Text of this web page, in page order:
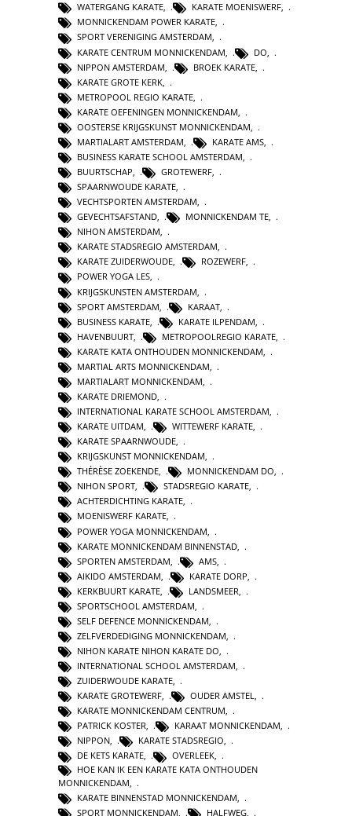
WATERGANG KARATE, KARATE MOENISWERF,
MONNICKENDAM POWER KARATE,
SPORT VERENIGING AMSTERDAM,
KARATE CENTRUM MONNICKENDAM
DO
NIPPON AMSTERDAM
BROEK KARATE
KARATE GROTE KERK
METROPOOL REGIO KARATE
KARATE OEFENINGEN MONNICKENDAM
OOSTERSE KRIJGSKUNST MONNICKENDAM
MARTIALART AMSTERDAM
KARATE AMS
BUSINESS KARATE SCHOOL AMSTERDAM
BUURTSCHAP, GROTEWERF,
SPAARNWOUDE KARATE,
VECHTSPORTEN AMSTERDAM,
GEVECHTSAFSTAND, MONNICKENDAM TE,
NIHON AMSTERDAM,
KARATE STADSREGIO AMSTERDAM,
KARATE ZUIDERWOUDE, ROZEWERF,
POWER YOGA LES,
KRIJGSKUNSTEN AMSTERDAM
SPORT AMSTERDAM
KARAAT
BUSINESS KARATE
KARATE ILPENDAM
HAVENBUURT
METROPOOLREGIO KARATE
KARATE KATA ONTHOUDEN MONNICKENDAM
MARTIAL ARTS MONNICKENDAM
MARTIALART MONNICKENDAM
KARATE DRIEMOND
INTERNATIONAL KARATE SCHOOL AMSTERDAM,
KARATE UITDAM, WITTEWERF KARATE,
KARATE SPAARNWOUDE,
KRIJGSKUNST MONNICKENDAM,
THÉRÈSE ZOEKENDE, MONNICKENDAM DO,
NIHON SPORT, STADSREGIO KARATE,
ACHTERDICHTING KARATE,
MOENISWERF KARATE,
POWER YOGA MONNICKENDAM
KARATE MONNICKENDAM BINNENSTAD
SPORTEN AMSTERDAM
AMS
AIKIDO AMSTERDAM
KARATE DORP
KERKBUURT KARATE
LANDSMEER
SPORTSCHOOL AMSTERDAM
SELF DEFENCE MONNICKENDAM
ZELFVERDEDIGING MONNICKENDAM
NIHON KARATE NIHON KARATE DO,
INTERNATIONAL SCHOOL AMSTERDAM,
ZUIDERWOUDE KARATE,
KARATE GROTEWERF, OUDER AMSTEL,
KARATE MONNICKENDAM CENTRUM,
PATRICK KOSTER, KARAAT MONNICKENDAM,
NIPPON, KARATE STADSREGIO,
DE KETS KARATE, OVERLEEK,
HOE KAN IK EEN KARATE KATA ONTHOUDEN
MONNICKENDAM
KARATE BINNENSTAD MONNICKENDAM
SPORT MONNICKENDAM
HALFWEG